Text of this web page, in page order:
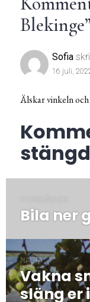
Blekinge”
Sofia
16 juli,
Älskar vinkeln
FÖREGÅENDE
Föregående
Bila ner
NÄSTA
Nästa
post:
Vakna
släng er